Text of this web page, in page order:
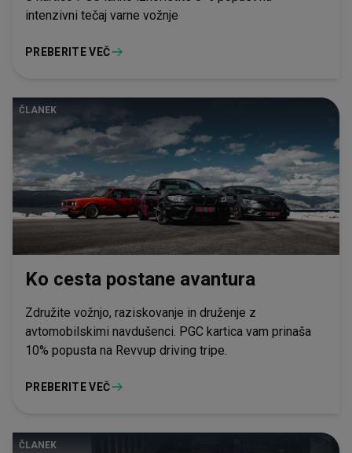
intenzivni tečaj varne vožnje
PREBERITE VEČ
ČLANEK
Ko cesta postane avantura
Združite vožnjo, raziskovanje in druženje z
avtomobilskimi navdušenci. PGC kartica vam prinaša
10% popusta na Revvup driving tripe.
PREBERITE VEČ
ČLANEK